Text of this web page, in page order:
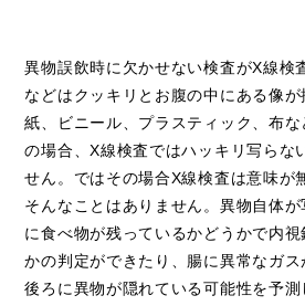
異物誤飲時に欠かせない検査がX線検
などはクッキリとお腹の中にある像
紙、ビニール、プラスティック、布
の場合、X線検査ではハッキリ写らな
せん。ではその場合X線検査は意味が
そんなことはありません。異物自体
に食べ物が残っているかどうかで内
かの判定ができたり、腸に異常なガ
後ろに異物が隠れている可能性を予